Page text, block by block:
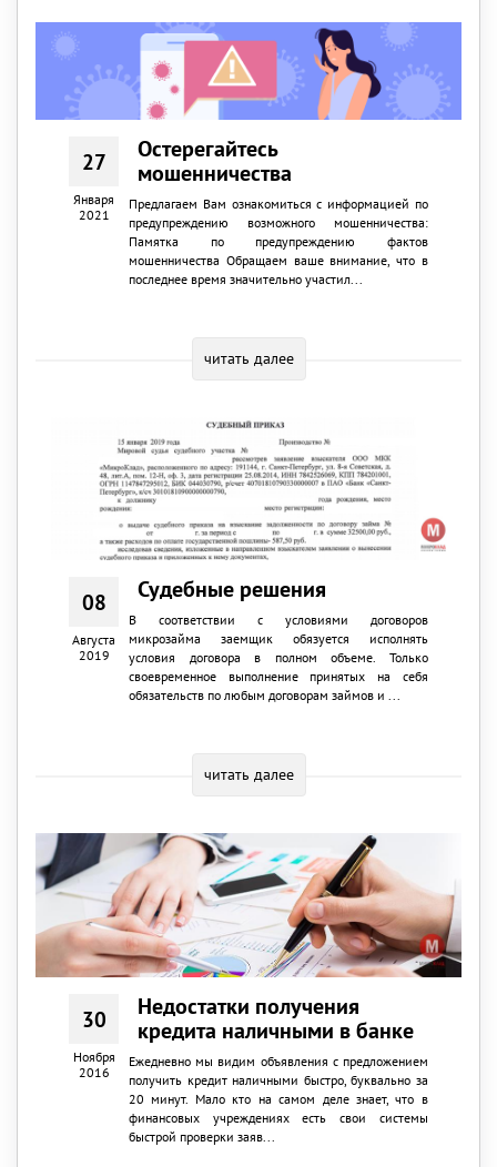
27
Января
2021
Остерегайтесь
мошенничества
Предлагаем Вам ознакомиться с информацией по
предупреждению возможного мошенничества:
Памятка по предупреждению фактов
мошенничества Обращаем ваше внимание, что в
последнее время значительно участил...
читать далее
08
Августа
2019
Судебные решения
В соответствии с условиями договоров
микрозайма заемщик обязуется исполнять
условия договора в полном объеме. Только
своевременное выполнение принятых на себя
обязательств по любым договорам займов и ...
читать далее
30
Ноября
2016
Недостатки получения
кредита наличными в банке
Ежедневно мы видим объявления с предложением
получить кредит наличными быстро, буквально за
20 минут. Мало кто на самом деле знает, что в
финансовых учреждениях есть свои системы
быстрой проверки заяв...